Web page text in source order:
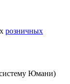
розничных
Юмани)